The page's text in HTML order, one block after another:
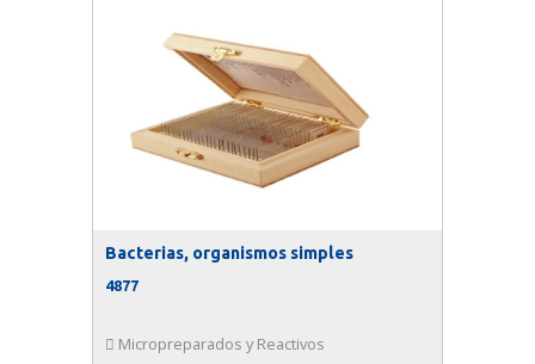
Bacterias, organismos simples
4877
Micropreparados y Reactivos